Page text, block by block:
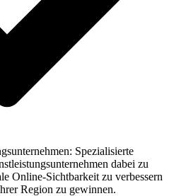
Spezialisierte
dabei zu
Online-Sichtbarkeit zu verbessern
Region zu gewinnen.